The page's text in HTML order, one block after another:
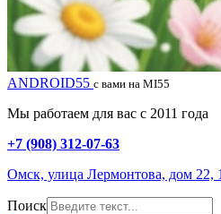
ANDROID55 с вами на MI55
Мы работаем для вас с 2011 года
+7 (908) 312-07-63
Омск, улица Лермонтова, дом 22,
Поиск